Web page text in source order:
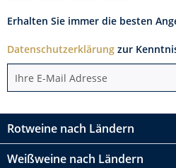
Erhalten Sie immer die besten
Datenschutzerklärung zur
Rotweine nach Ländern
Weißweine nach Ländern